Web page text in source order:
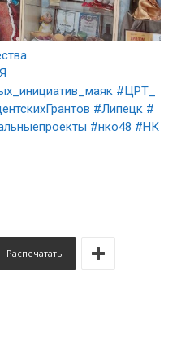
#ЦРТ_
#Липецк #
#нко48 #НК
Распечатать